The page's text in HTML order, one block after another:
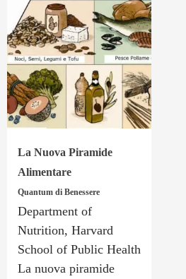
La Nuova Piramide
Alimentare
Quantum di Benessere
Department of
Nutrition, Harvard
School of Public Health
La nuova piramide